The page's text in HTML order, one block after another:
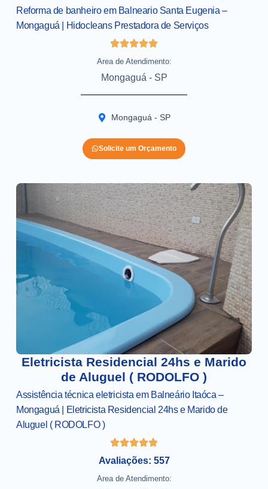
Reforma de banheiro em Balneario Santa Eugenia –
Mongaguá | Hidocleans Prestadora de Serviços
Area de Atendimento:
Mongaguá - SP
Mongaguá - SP
Solicite um Orçamento
Eletricista Residencial 24hs e Marido
de Aluguel ( RODOLFO )
Assistência técnica eletricista em Balneário Itaóca –
Mongaguá | Eletricista Residencial 24hs e Marido de
Aluguel ( RODOLFO )
Avaliações: 557
Area de Atendimento: